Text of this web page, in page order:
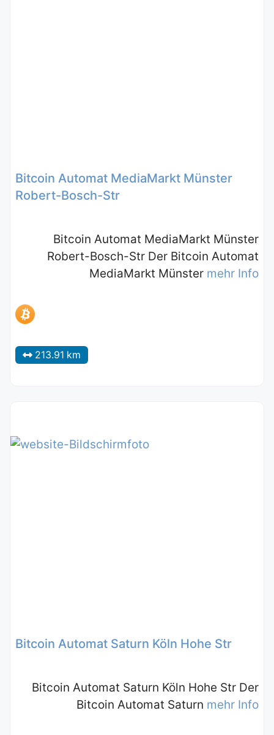
Bitcoin Automat MediaMarkt Münster
Robert-Bosch-Str
Bitcoin Automat MediaMarkt Münster
Robert-Bosch-Str Der Bitcoin Automat
MediaMarkt Münster mehr Info
213.91 km
Bitcoin Automat Saturn Köln Hohe Str
Bitcoin Automat Saturn Köln Hohe Str Der
Bitcoin Automat Saturn mehr Info